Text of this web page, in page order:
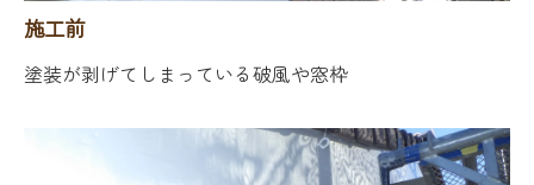
施工前
塗装が剥げてしまっている破風や窓枠